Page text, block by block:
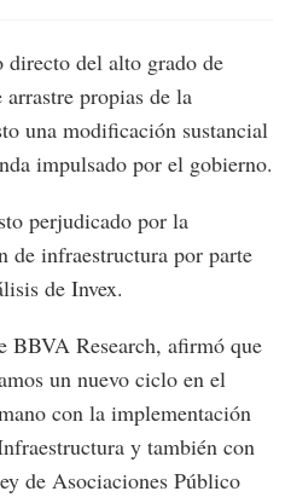
directo del alto grado de
propias de la
una modificación sustancial
impulsado por el gobierno.
perjudicado por la
de infraestructura por parte
de Invex.
BBVA Research, afirmó que
un nuevo ciclo en el
con la implementación
y también con
de Asociaciones Público